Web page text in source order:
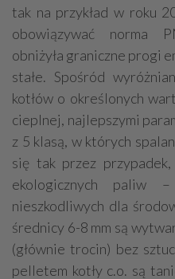
tak na przykład w roku
obowiązywać norma
obniżyła graniczne progi
stałe. Spośród
kotłów o określonych
cieplnej, najlepszymi
z 5 klasą, w których
się tak przez
ekologicznych paliw
nieszkodliwych dla
średnicy 6-8 mm są
(głównie trocin) bez
pelletem kotły c.o. są